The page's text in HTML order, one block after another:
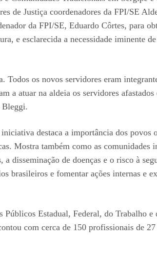
de Justiça coordenadores da FPI/SE
da FPI/SE, Eduardo Côrtes, para
e esclarecida a necessidade iminente
Todos os novos servidores eram
a atuar na aldeia os servidores
Bleggi.
destaca a importância dos povos
Mostra também como as comunidades
disseminação de doenças e o risco à
brasileiros e fomentar ações internas e
Estadual, Federal, do Trabalho e
com cerca de 150 profissionais de